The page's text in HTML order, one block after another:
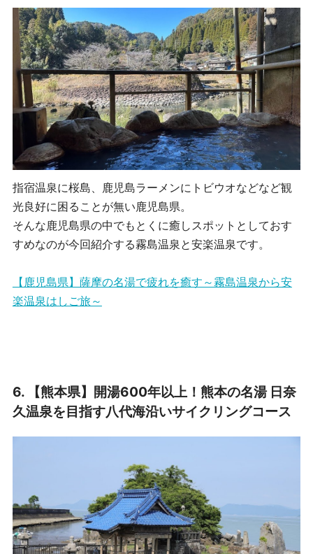
指宿温泉に桜島、鹿児島ラーメンにトビウオなどなど観
光良好に困ることが無い鹿児島県。
そんな鹿児島県の中でもとくに癒しスポットとしておす
すめなのが今回紹介する霧島温泉と安楽温泉です。
【鹿児島県】薩摩の名湯で疲れを癒す～霧島温泉から安
楽温泉はしご旅～
6.
【熊本県】開湯600年以上！熊本の名湯 日奈
久温泉を目指す八代海沿いサイクリングコース